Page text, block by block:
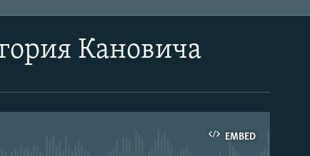
Кановича
EMBED